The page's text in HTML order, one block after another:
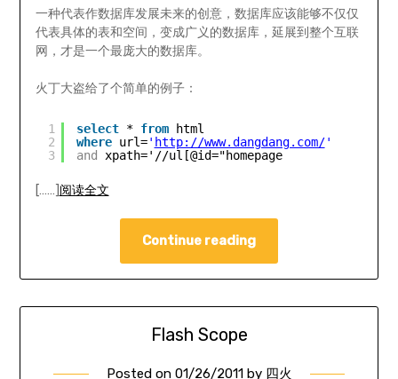
一种代表作数据库发展未来的创意，数据库应该能够不仅仅
代表具体的表和空间，变成广义的数据库，延展到整个互联
网，才是一个最庞大的数据库。
火丁大盗给了个简单的例子：
1
2
3
select * from
html
where url=' http://www.dangdang.com/'
and
xpath='//ul[@id="homepage
[……] 阅读全文
Continue reading
Flash Scope
Posted on 01/26/2011by 四火